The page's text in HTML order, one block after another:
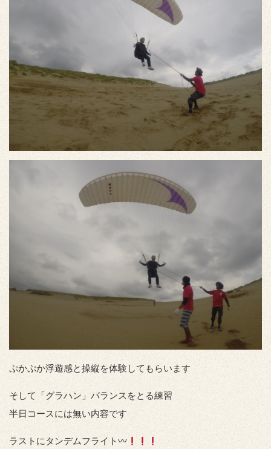
ぷかぷか浮遊感と操縦を体験してもらいます
そして「グラハン」バランスをとる練習
半日コースには無い内容です
ラストにタンデムフライト〰